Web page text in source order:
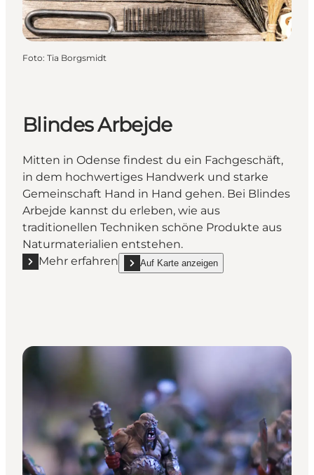
Foto: Tia Borgsmidt
Blindes Arbejde
Mitten in Odense findest du ein Fachgeschäft,
in dem hochwertiges Handwerk und starke
Gemeinschaft Hand in Hand gehen. Bei Blindes
Arbejde kannst du erleben, wie aus
traditionellen Techniken schöne Produkte aus
Naturmaterialien entstehen.
Mehr erfahren
Mehr erfahren "Blindes Arbejde"
Auf Karte anzeigen
show Blindes Arbejde on_map